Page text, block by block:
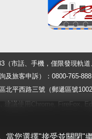
（市話、手機，僅限發現軌
及旅客申訴）：0800-765-
北平西路三號（郵遞區號
建議使用Chrome, FireFox,
您選擇"接受並關閉"